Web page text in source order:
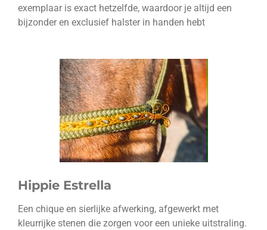
exemplaar is exact hetzelfde, waardoor je altijd een
bijzonder en exclusief halster in handen hebt
Hippie Estrella
Een chique en sierlijke afwerking, afgewerkt met
kleurrijke stenen die zorgen voor een unieke uitstraling.